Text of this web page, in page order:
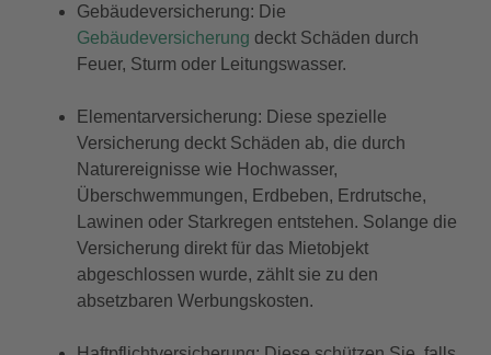
Gebäudeversicherung: Die
Gebäudeversicherung deckt Schäden durch
Feuer, Sturm oder Leitungswasser.
Elementarversicherung: Diese spezielle
Versicherung deckt Schäden ab, die durch
Naturereignisse wie Hochwasser,
Überschwemmungen, Erdbeben, Erdrutsche,
Lawinen oder Starkregen entstehen. Solange die
Versicherung direkt für das Mietobjekt
abgeschlossen wurde, zählt sie zu den
absetzbaren Werbungskosten.